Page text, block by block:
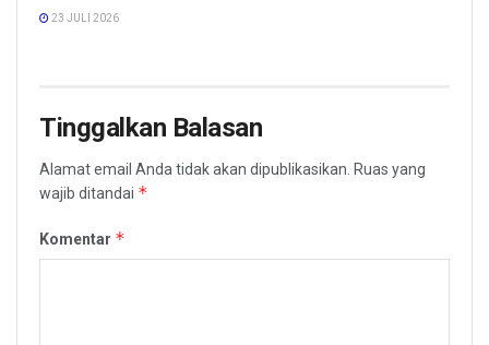
23 JULI 2026
Tinggalkan Balasan
Alamat email Anda tidak akan dipublikasikan. Ruas yang
wajib ditandai *
Komentar *